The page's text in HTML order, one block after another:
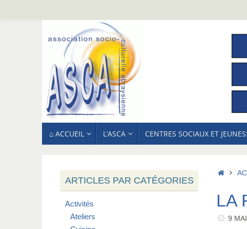
au
AU⌂ ACCUEIL L’ASCA CENTRES SOCIAUX ET
LA
9
ARTICLES PAR CATÉGORIES
Activités
Ateliers